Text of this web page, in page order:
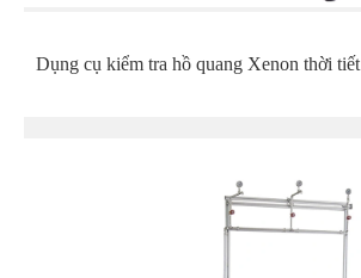
Dụng cụ kiểm tra hồ quang Xenon thời tiết